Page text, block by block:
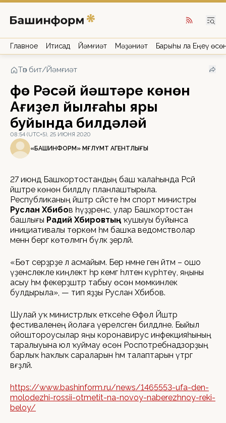
Главное Иҡтисад Йәмғиәт Мәҙәниәт Барыһы ла Еңеү
Төп бит/Йәмғиәт
Өфө Рәсәй йәштәре көнөн
Ағиҙел йылғаһы яры
буйында билдәләй
08:54 (UTC+5), 25 ИЮНЯ 2020
«БАШИНФОРМ» МӘҒЛҮМӘТ АГЕНТЛЫҒЫ
27 июндә Башҡортостандың баш ҡалаһында Рәсәй
йәштәре көнөн билдәләү планлаштырыла.
Республиканың йәштәр сәйәсәте һәм спорт министры
Руслан Хәбибов һүҙҙәренсә, улар Башҡортостан
башлығы Радий Хәбировтың ҡушыуы буйынса
инициативалы төркөм һәм башҡа ведомстволар
менән бергә көтөлмәгән бүләк әҙерләй.
«Бөтә серҙәрҙе лә асмайым. Бер нәмәне генә әйтәм – ошо
үҙенсәлекле киңлектә һәр кемгә һәләтен күрһәтеү, яңыны
асыу һәм фекерҙәштәр табыу өсөн мөмкинлек
булдырыла», — тип яҙҙы Руслан Хәбибов.
Шулай уҡ министрлыҡ етәксеһе Өфөлә Йәштәр
фестиваленең йолаға әүереләсәген билдәләне. Быйыл
ойоштороусылар яңы коронавирус инфекцияһының
таралыуына юл ҡуймау өсөн Роспотребнадзорҙың
барлыҡ һаҡлыҡ сараларын һәм талаптарын үтәргә
вәғәҙәләй.
https://www.bashinform.ru/news/1465553-ufa-den-
molodezhi-rossii-otmetit-na-novoy-naberezhnoy-reki-
beloy/